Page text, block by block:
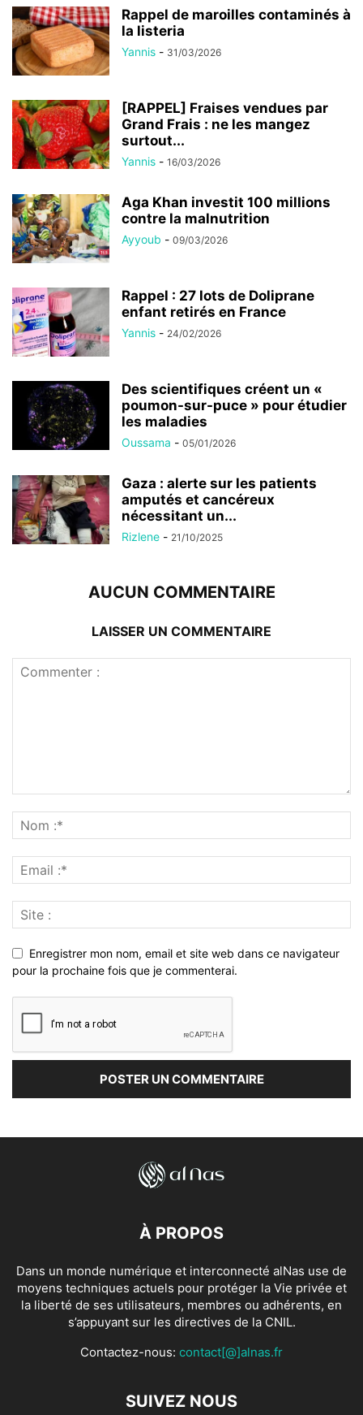
Rappel de maroilles contaminés à
la listeria
Yannis - 31/03/2026
[RAPPEL] Fraises vendues par
Grand Frais : ne les mangez
surtout...
Yannis - 16/03/2026
Aga Khan investit 100 millions
contre la malnutrition
Ayyoub - 09/03/2026
Rappel : 27 lots de Doliprane
enfant retirés en France
Yannis - 24/02/2026
Des scientifiques créent un «
poumon-sur-puce » pour étudier
les maladies
Oussama - 05/01/2026
Gaza : alerte sur les patients
amputés et cancéreux
nécessitant un...
Rizlene - 21/10/2025
AUCUN COMMENTAIRE
LAISSER UN COMMENTAIRE
Enregistrer mon nom, email et site web dans ce navigateur
pour la prochaine fois que je commenterai.
À PROPOS
Dans un monde numérique et interconnecté alNas use de
moyens techniques actuels pour protéger la Vie privée et
la liberté de ses utilisateurs, membres ou adhérents, en
s’appuyant sur les directives de la CNIL.
Contactez-nous: contact[@]alnas.fr
SUIVEZ NOUS